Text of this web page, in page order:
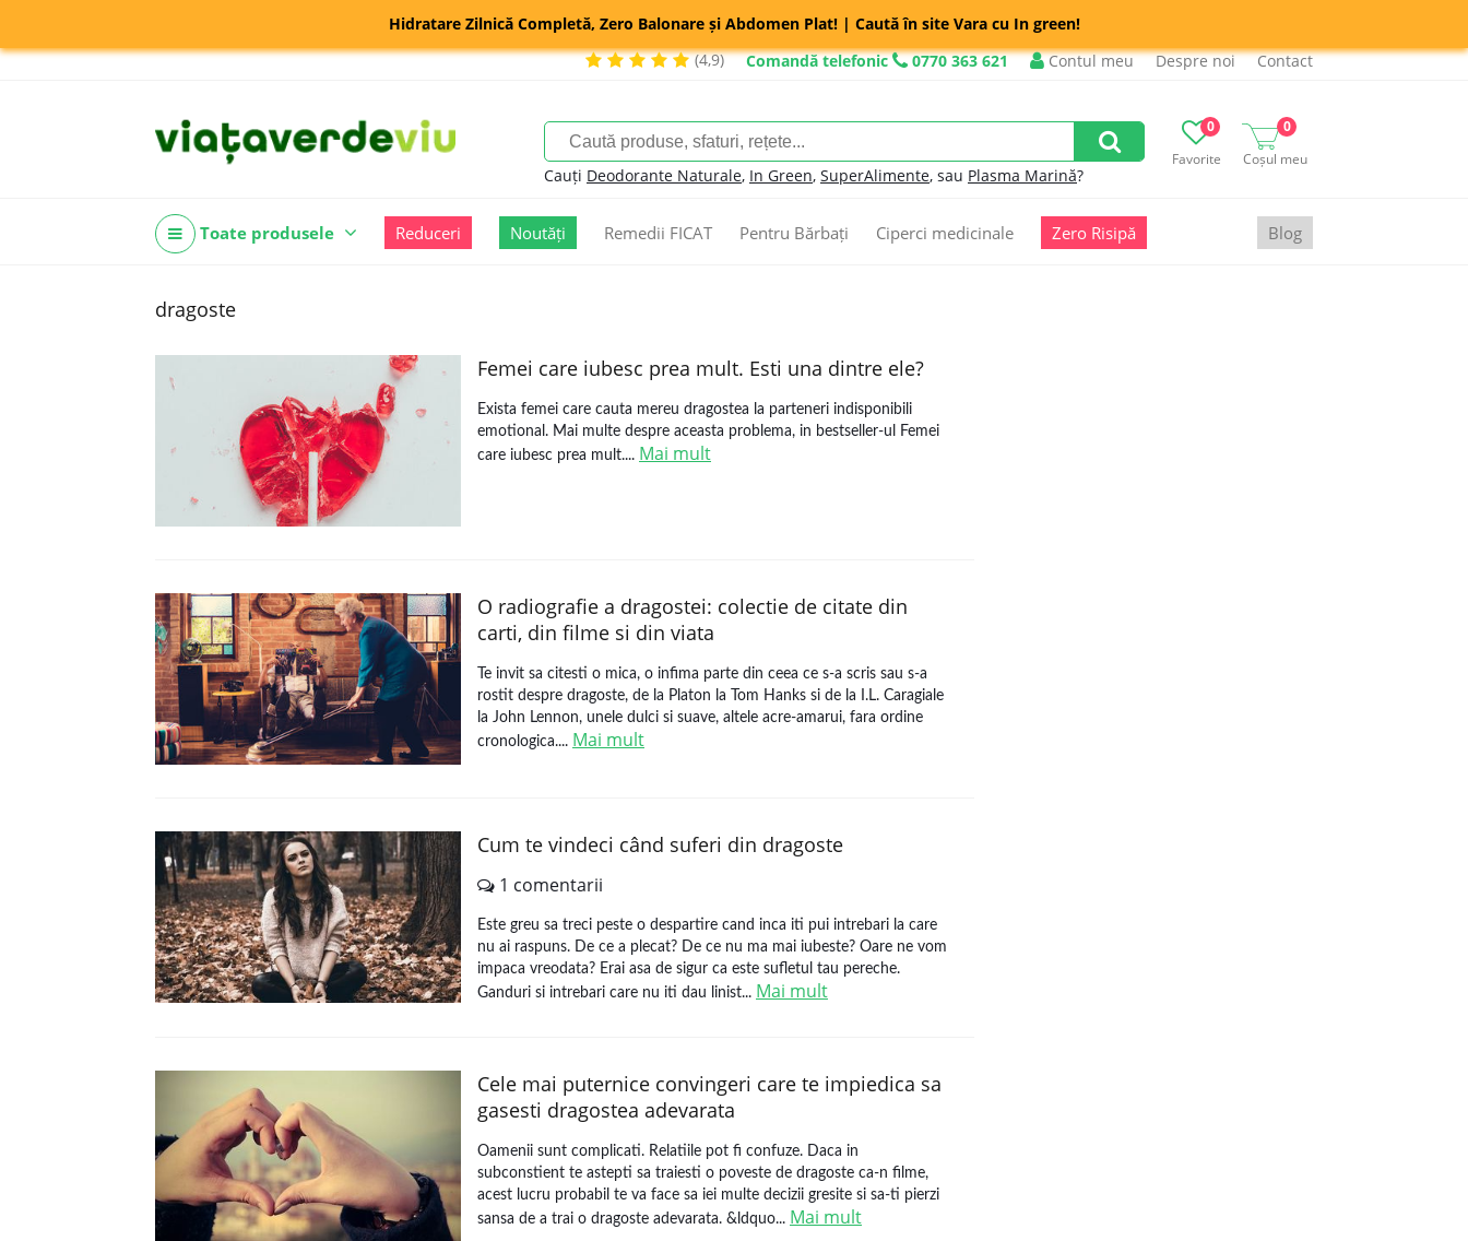
Hidratare Zilnică Completă, Zero Balonare și Abdomen Plat! | Caută în site Vara cu In green!
(4,9)
Comandă telefonic 0770 363 621 Contul meu Despre noi Contact
Favorite
0
Coșul meu
0
Cauți Deodorante Naturale, In Green, SuperAlimente, sau Plasma Marină?
Toate produsele Reduceri Noutăți Remedii FICAT Pentru Bărbați Ciperci medicinale Zero Risipă Blog
dragoste
Femei care iubesc prea mult. Esti una dintre ele?
Exista femei care cauta mereu dragostea la parteneri indisponibili
emotional. Mai multe despre aceasta problema, in bestseller-ul Femei
care iubesc prea mult.... Mai mult
O radiografie a dragostei: colectie de citate din
carti, din filme si din viata
Te invit sa citesti o mica, o infima parte din ceea ce s-a scris sau s-a
rostit despre dragoste, de la Platon la Tom Hanks si de la I.L. Caragiale
la John Lennon, unele dulci si suave, altele acre-amarui, fara ordine
cronologica.... Mai mult
Cum te vindeci când suferi din dragoste
1 comentarii
Este greu sa treci peste o despartire cand inca iti pui intrebari la care
nu ai raspuns. De ce a plecat? De ce nu ma mai iubeste? Oare ne vom
impaca vreodata? Erai asa de sigur ca este sufletul tau pereche.
Ganduri si intrebari care nu iti dau linist... Mai mult
Cele mai puternice convingeri care te impiedica sa
gasesti dragostea adevarata
Oamenii sunt complicati. Relatiile pot fi confuze. Daca in
subconstient te astepti sa traiesti o poveste de dragoste ca-n filme,
acest lucru probabil te va face sa iei multe decizii gresite si sa-ti pierzi
sansa de a trai o dragoste adevarata. &ldquo... Mai mult